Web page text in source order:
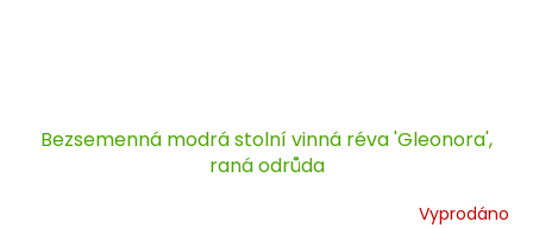
Bezsemenná modrá stolní vinná réva 'Gleonora',
raná odrůda
Vyprodáno